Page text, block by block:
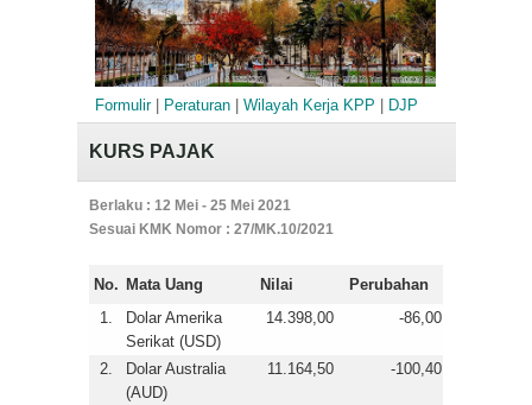
Formulir| Peraturan| Wilayah Kerja KPP | DJP
KURS PAJAK
Berlaku : 12 Mei - 25 Mei 2021
Sesuai KMK Nomor : 27/MK.10/2021
No. Mata Uang Nilai
Perubahan
1.
Dolar Amerika
Serikat (USD)
14.398,00 -86,00
2.
Dolar Australia
(AUD)
11.164,50 -100,40